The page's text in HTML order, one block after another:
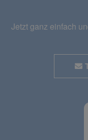
Jetzt ganz einfach